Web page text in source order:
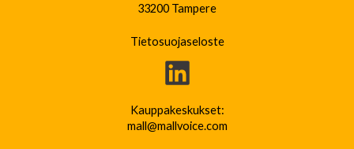
33200 Tampere
Tietosuojaseloste
Kauppakeskukset:
mall@mallvoice.com